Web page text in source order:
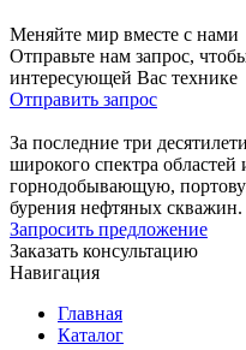
Меняйте мир вместе с нами
Отправьте нам запрос,
интересующей Вас технике
Отправить запрос
За последние три
широкого спектра
горнодобывающую,
бурения нефтяных скважин.
Запросить предложение
Заказать консультацию
Навигация
Главная
Каталог